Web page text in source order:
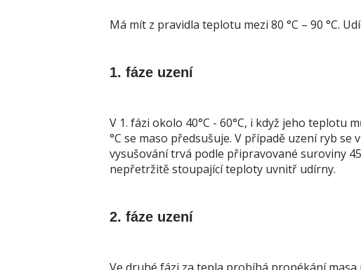
Má mít z pravidla teplotu mezi 80 °C – 90 °C.
1. fáze uzení
V 1. fázi okolo 40°C - 60°C, i když jeho teplotu
°C se maso předsušuje. V případě uzení ryb
vysušování trvá podle připravované suroviny
nepřetržitě stoupající teploty uvnitř udírny.
2. fáze uzení